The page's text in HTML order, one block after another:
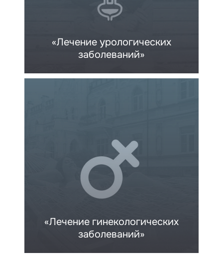
«Лечение урологических
заболеваний»
«Лечение гинекологических
заболеваний»